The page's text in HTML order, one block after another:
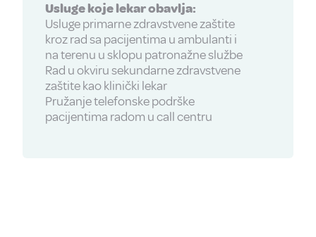
Usluge koje lekar obavlja:
Usluge primarne zdravstvene zaštite
kroz rad sa pacijentima u ambulanti i
na terenu u sklopu patronažne službe
Rad u okviru sekundarne zdravstvene
zaštite kao klinički lekar
Pružanje telefonske podrške
pacijentima radom u call centru